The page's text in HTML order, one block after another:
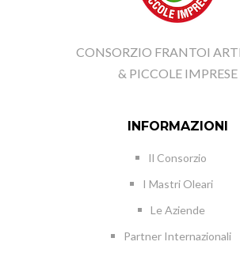
CONSORZIO FRANTOI
& PICCOLE IMPRESE
INFORMAZIONI
Il Consorzio
I Mastri Oleari
Le Aziende
Partner Internazionali